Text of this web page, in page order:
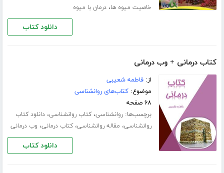
خاصیت میوه ها،درمان با میوه
دانلود کتاب
کتاب درمانی + وب درمانی
از:فاطمه شعیبی
موضوع:کتاب‌های روانشناسی
۶۸ صفحه
برچسب‌ها:روانشناسی،کتاب روانشناسی،دانلود کتاب
روانشناسی، مقاله روانشناسی،کتاب درمانی، وب درمانی
دانلود کتاب